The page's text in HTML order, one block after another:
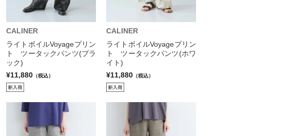
CALINER
ライトボイルVoyageプリン
ト ツータックパンツ(ブラ
ック)
¥11,880 （税込）
CALINER
ライトボイルVoyageプリン
ト ツータックパンツ(ホワ
イト)
¥11,880 （税込）